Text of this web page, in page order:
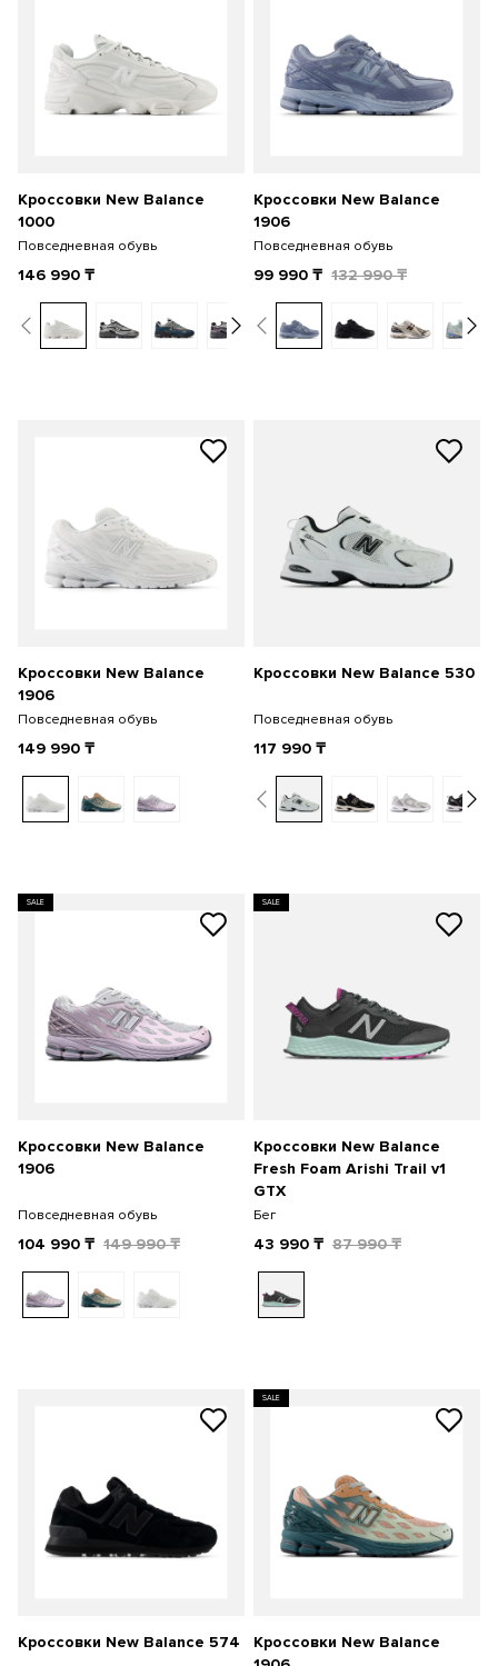
Кроссовки New Balance
1000
Повседневная обувь
146 990 ₸
Кроссовки New Balance
1906
Повседневная обувь
99 990 ₸ 132 990₸
Кроссовки New Balance
1906
Повседневная обувь
149 990 ₸
Кроссовки New Balance 530
Повседневная обувь
117 990 ₸
SALE
Кроссовки New Balance
1906
Повседневная обувь
104 990 ₸ 149 990₸
SALE
Кроссовки New Balance
Fresh Foam Arishi Trail v1
GTX
Бег
43 990 ₸ 87 990₸
Кроссовки New Balance 574
SALE
Кроссовки New Balance